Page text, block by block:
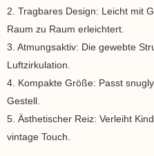
2. Tragbares Design: Leicht mit
Raum zu Raum erleichtert.
3. Atmungsaktiv: Die gewebte
Luftzirkulation.
4. Kompakte Größe: Passt
Gestell.
5. Ästhetischer Reiz: Verleiht
vintage Touch.